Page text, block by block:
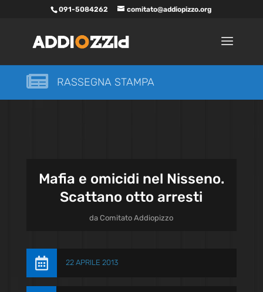
091-5084262 comitato@addiopizzo.org
 RASSEGNA STAMPA
Mafia e omicidi nel Nisseno.
Scattano otto arresti
daComitato Addiopizzo
 22 APRILE 2013